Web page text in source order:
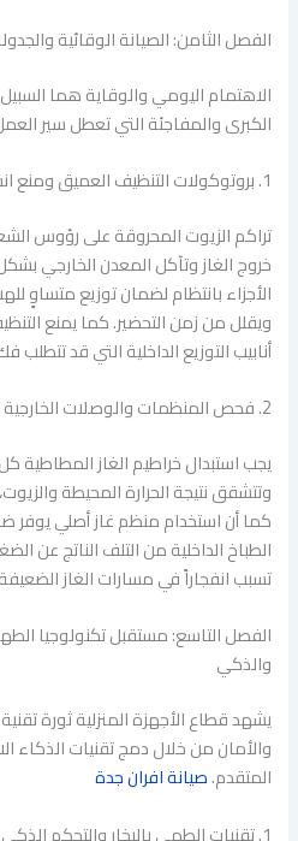
الفصل الثامن: الصيانة الوقائية
الاهتمام اليومي والوقاية هما
الكبرى والمفاجئة التي تعطل سير
1. بروتوكولات التنظيف العميق ومنع انسداد الشعلات
تراكم الزيوت المحروقة على رؤوس
خروج الغاز وتآكل المعدن الخارجي
الأجزاء بانتظام لضمان توزيع متساوٍ
ويقلل من زمن التحضير. كما يمنع
أنابيب التوزيع الداخلية التي قد تتطلب
2. فحص المنظمات والوصلات الخارجية
يجب استبدال خراطيم الغاز المطاطية
وتتشقق نتيجة الحرارة المحيطة
كما أن استخدام منظم غاز أصلي يوفر
الطباخ الداخلية من التلف الناتج عن
تسبب انفجاراً في مسارات الغاز
الفصل التاسع: مستقبل تكنولوجيا
والذكي
يشهد قطاع الأجهزة المنزلية ثورة
المتقدم.صيانة افران جدة
1. تقنيات الطهي بالبخار والتحكم الذكي في الرطوبة والحرارة